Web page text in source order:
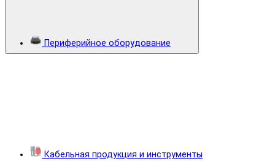
Периферийное оборудование
Кабельная продукция и инструменты